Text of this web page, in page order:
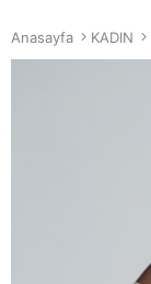
Anasayfa KADIN